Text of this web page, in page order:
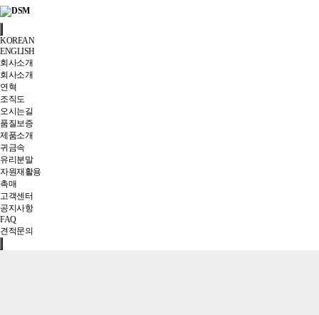
KOREAN
ENGLISH
회사소개
회사소개
연혁
조직도
오시는길
품질보증
제품소개
귀금속
유리분말
자원재활용
촉매
고객센터
공지사항
FAQ
견적문의